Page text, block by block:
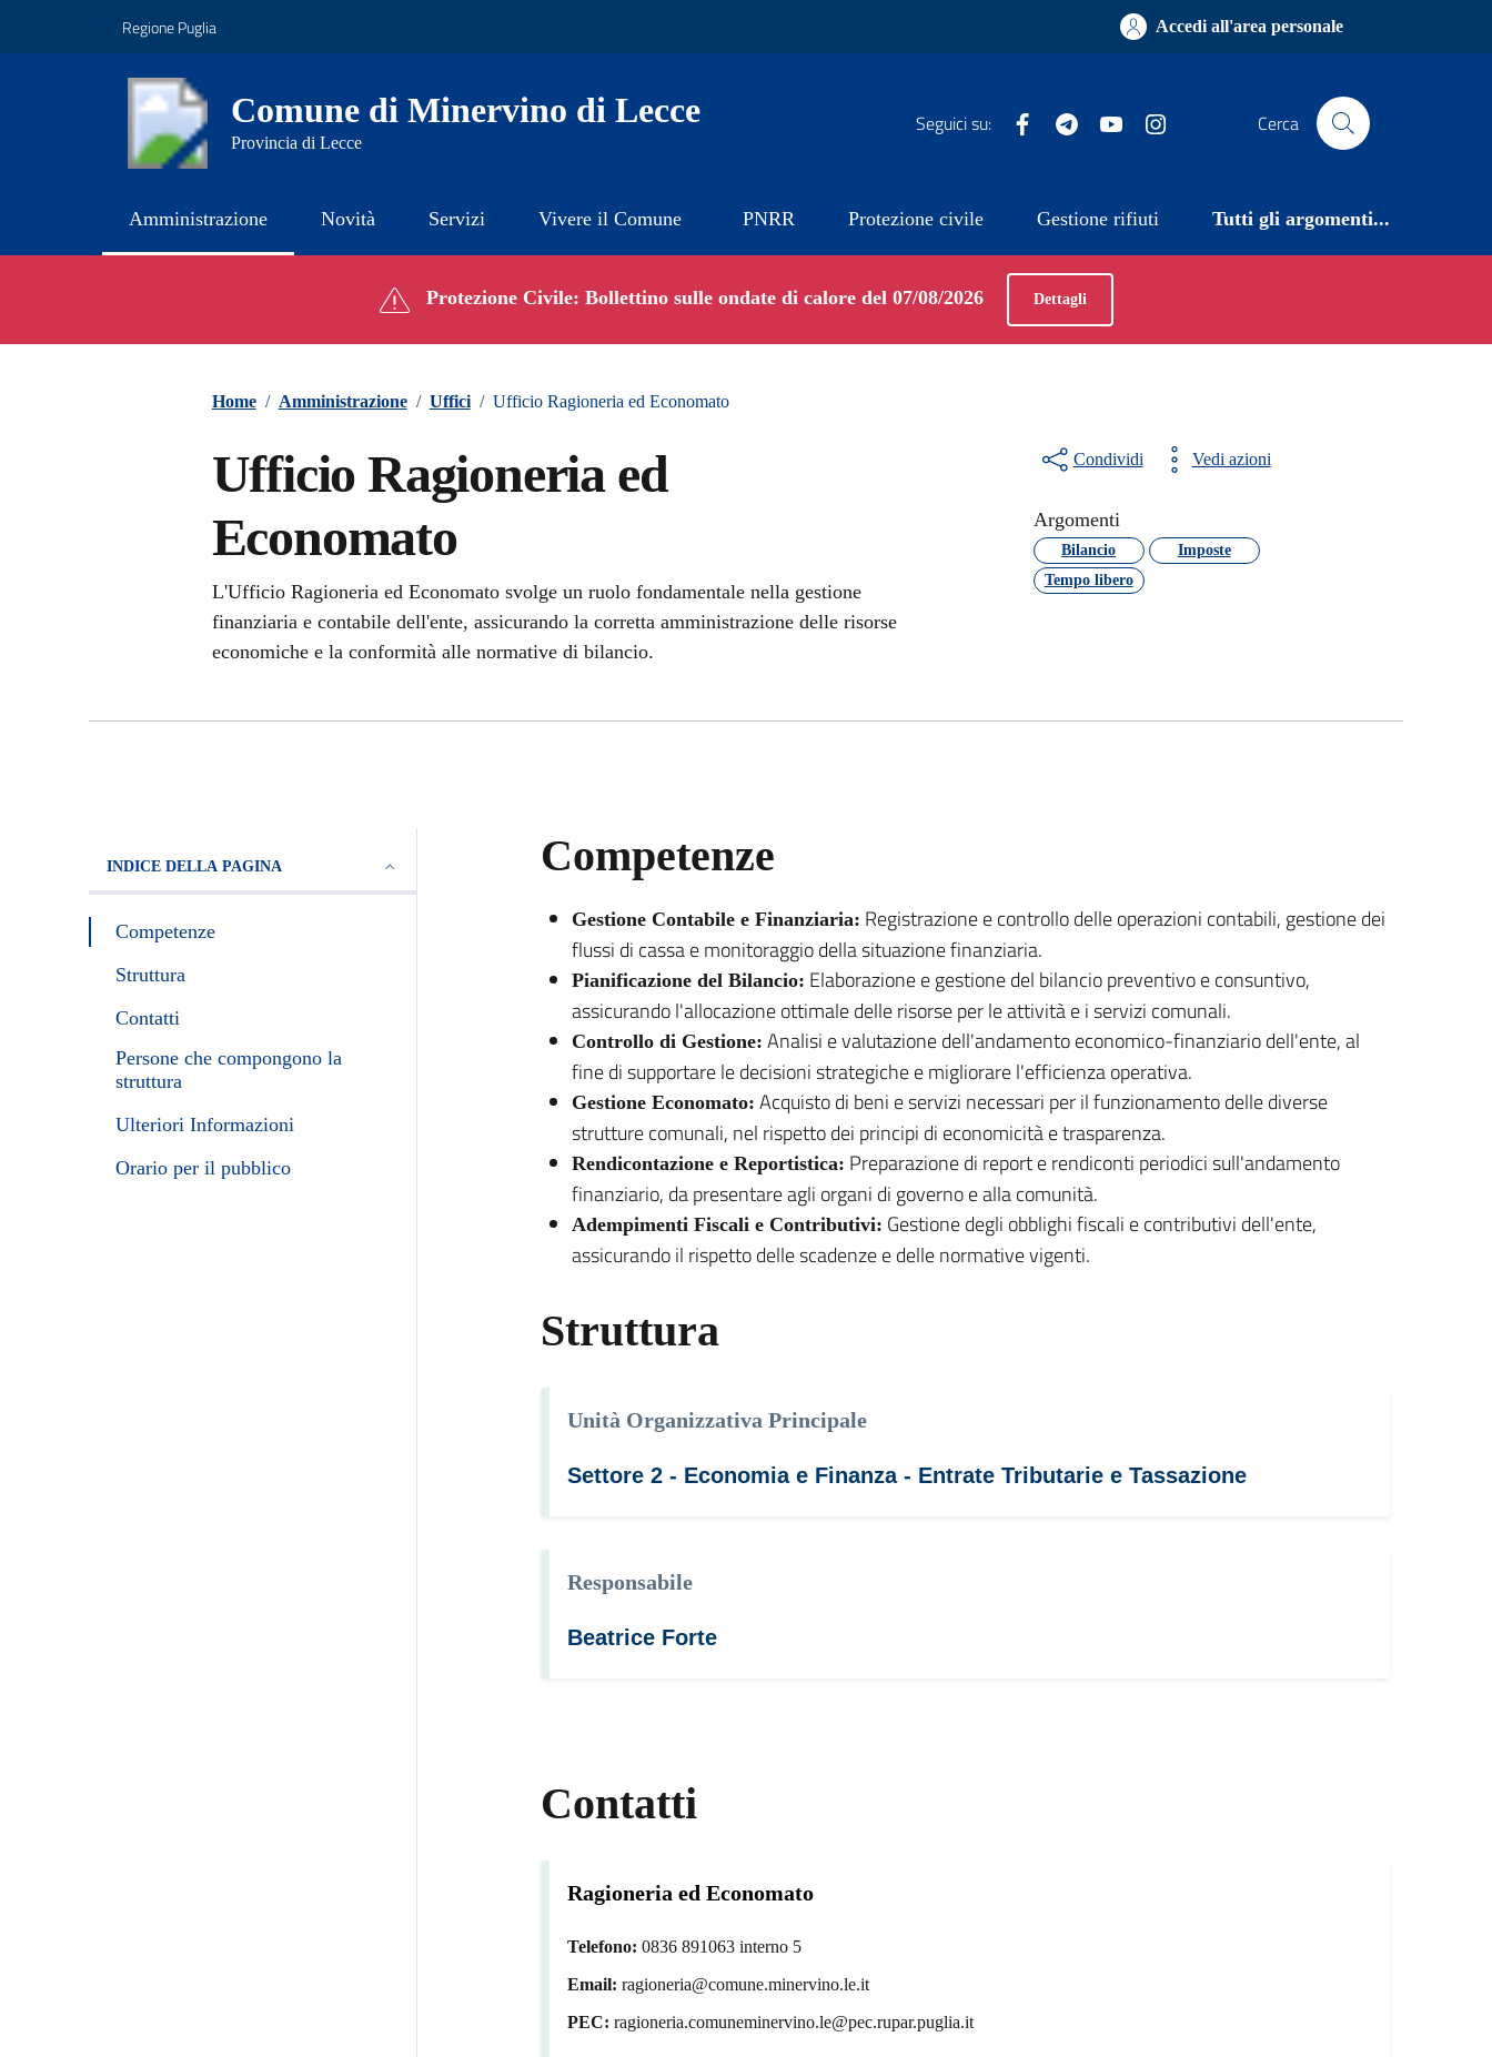
Regione Puglia Accedi all'area personale
Comune di Minervino di Lecce
Provincia di Lecce
Seguici su: FacebookTelegramYouTube Cerca
Amministrazione Novità Servizi Vivere il Comune PNRR Protezione civile Gestione rifiuti Tutti gli argomenti...
Contenuti in evidenza Protezione Civile: Bollettino sulle ondate di calore del 07/08/2026 Dettagli
Home / Amministrazione / Uffici / Ufficio Ragioneria ed Economato
Ufficio Ragioneria ed
Economato
L'Ufficio Ragioneria ed Economato svolge un ruolo fondamentale nella gestione
finanziaria e contabile dell'ente, assicurando la corretta amministrazione delle risorse
economiche e la conformità alle normative di bilancio.
Condividi Vedi azioni
Argomenti
Bilancio
Imposte
Tempo libero
INDICE DELLA PAGINA
Competenze
Struttura
Contatti
Persone che compongono la
struttura
Ulteriori Informazioni
Orario per il pubblico
Competenze
Gestione Contabile e Finanziaria: Registrazione e controllo delle operazioni contabili, gestione dei
flussi di cassa e monitoraggio della situazione finanziaria.
Pianificazione del Bilancio: Elaborazione e gestione del bilancio preventivo e consuntivo,
assicurando l'allocazione ottimale delle risorse per le attività e i servizi comunali.
Controllo di Gestione: Analisi e valutazione dell'andamento economico-finanziario dell'ente, al
fine di supportare le decisioni strategiche e migliorare l'efficienza operativa.
Gestione Economato: Acquisto di beni e servizi necessari per il funzionamento delle diverse
strutture comunali, nel rispetto dei principi di economicità e trasparenza.
Rendicontazione e Reportistica: Preparazione di report e rendiconti periodici sull'andamento
finanziario, da presentare agli organi di governo e alla comunità.
Adempimenti Fiscali e Contributivi: Gestione degli obblighi fiscali e contributivi dell'ente,
assicurando il rispetto delle scadenze e delle normative vigenti.
Struttura
Unità Organizzativa Principale
Settore 2 - Economia e Finanza - Entrate Tributarie e Tassazione
Responsabile
Beatrice Forte
Contatti
Ragioneria ed Economato
Telefono: 0836 891063 interno 5
Email: ragioneria@comune.minervino.le.it
PEC: ragioneria.comuneminervino.le@pec.rupar.puglia.it